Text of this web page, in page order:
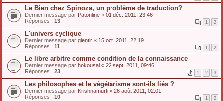
Le Bien chez Spinoza, un problème de traduction?
Dernier message par Patonline « 01 déc. 2011, 23:46
Réponses : 13 1 2
L'univers cyclique
Dernier message par glentir « 15 oct. 2011, 22:19
Réponses : 11 1 2
Le libre arbitre comme condition de la connaissance
Dernier message par hokousai « 22 sept. 2011, 09:46
Réponses : 23 1 2 3
Les philosophes et le végétarisme sont-ils liés ?
Dernier message par Krishnamurti « 26 août 2011, 02:01
Réponses : 10 1 2